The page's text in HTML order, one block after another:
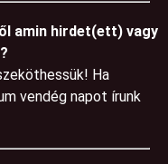
amin hirdet(ett) vagy
Ha
vendég napot írunk